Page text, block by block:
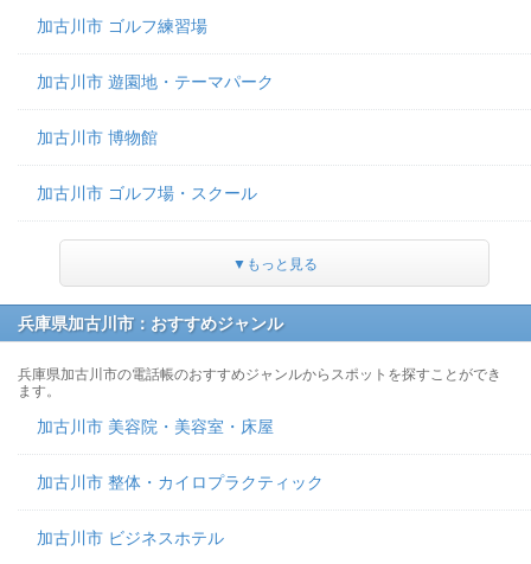
加古川市 ゴルフ練習場
加古川市 遊園地・テーマパーク
加古川市 博物館
加古川市 ゴルフ場・スクール
▼もっと見る
兵庫県加古川市：おすすめジャンル
兵庫県加古川市の電話帳のおすすめジャンルからスポットを探すことができ
ます。
加古川市 美容院・美容室・床屋
加古川市 整体・カイロプラクティック
加古川市 ビジネスホテル